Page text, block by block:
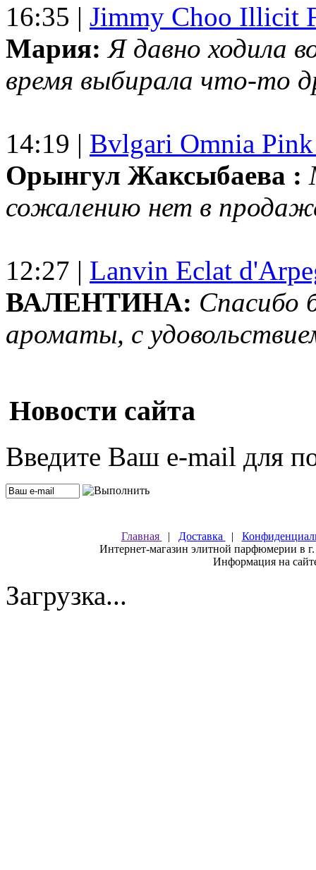
16:35 | Jimmy Choo Illicit
Мария: Я давно ходила
время выбирала что-то
14:19 | Bvlgari Omnia
Орынгул Жаксыбаева :
сожалению нет в
12:27 | Lanvin Eclat
ВАЛЕНТИНА: Спасибо
ароматы, с
Новости сайта
Введите Ваш e-mail для
Главная | Доставка |
Интернет-магазин элитной парфюмерии в
Информация на
Загрузка...